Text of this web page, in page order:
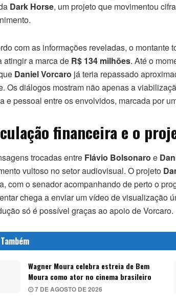
Dark Horse, um projeto que movimentou
com as informações reveladas, o
atingir a marca de R$ 134 milhões. Até o
Daniel Vorcaro já teria repassado
Os diálogos mostram não apenas a
e pessoal entre os envolvidos, marcada por
financeira e o
trocadas entre Flávio Bolsonaro e
vultoso no setor audiovisual. O projeto
com o senador acompanhando de perto o
chega a enviar um vídeo de visualização
só é possível graças ao apoio de Vorcaro.
Também
Wagner Moura celebra estreia de Bem
Moura como ator no cinema brasileiro
7 DE AGOSTO DE 2026